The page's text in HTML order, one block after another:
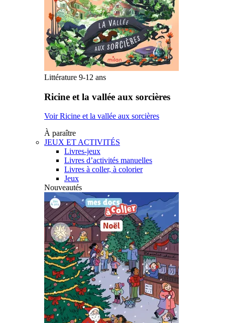
Littérature 9-12 ans
Ricine et la vallée aux sorcières
Voir Ricine et la vallée aux sorcières
À paraître
JEUX ET ACTIVITÉS
Livres-jeux
Livres d’activités manuelles
Livres à coller, à colorier
Jeux
Nouveautés